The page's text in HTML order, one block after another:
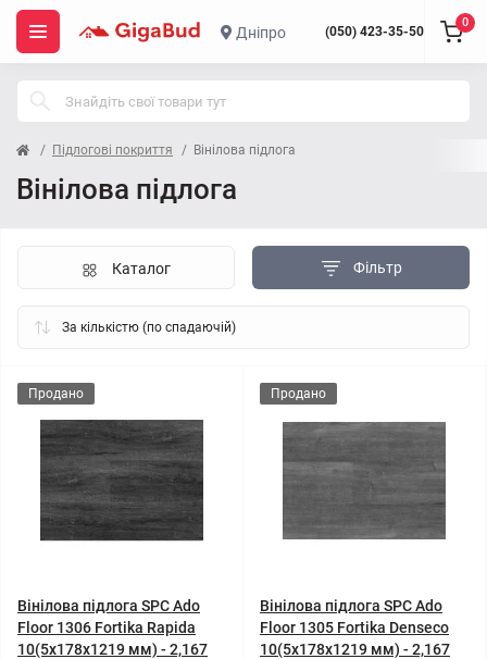
Дніпро (050) 423-35-50
0
Підлогові покриття Вінілова підлога
Вінілова підлога
Фільтр
Каталог
Продано
Вінілова підлога SPC Ado
Floor 1306 Fortika Rapida
10(5x178x1219 мм) - 2,167
Продано
Вінілова підлога SPC Ado
Floor 1305 Fortika Denseco
10(5x178x1219 мм) - 2,167